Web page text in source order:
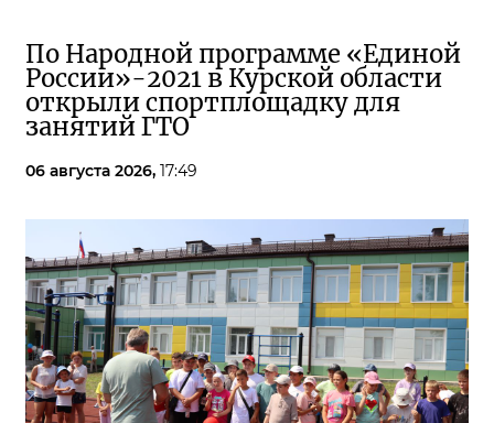
По Народной программе «Единой
России»-2021 в Курской области
открыли спортплощадку для
занятий ГТО
06 августа 2026, 17:49